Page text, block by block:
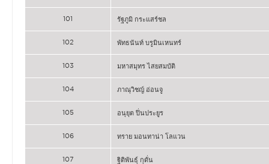
101 รัฐภูมิ กระแสร์ชล
102 พัทธนันท์ บรูมินเหนทร์
103 มหาสมุทร ไสยสมบัติ
104 ภาณุวิชญ์ อ่อนจู
105 อนุยุต ปิ่นประยูร
106 ทราย มอนทาน่า โลแวน
107 ฐิติพันธุ์ กุดั่น